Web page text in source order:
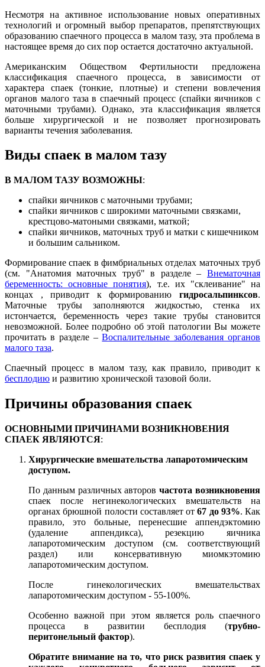
Несмотря на активное использование новых оперативных
технологий и огромный выбор препаратов, препятствующих
образованию спаечного процесса в малом тазу, эта проблема в
настоящее время до сих пор остается достаточно актуальной.
Американским Обществом Фертильности предложена
классификация спаечного процесса, в зависимости от
характера спаек (тонкие, плотные) и степени вовлечения
органов малого таза в спаечный процесс (спайки яичников с
маточными трубами). Однако, эта классификация является
больше хирургической и не позволяет прогнозировать
варианты течения заболевания.
Виды спаек в малом тазу
В МАЛОМ ТАЗУ ВОЗМОЖНЫ:
спайки яичников с маточными трубами;
спайки яичников с широкими маточными связками,
крестцово-матоными связками, маткой;
спайки яичников, маточных труб и матки с кишечником
и большим сальником.
Формирование спаек в фимбриальных отделах маточных труб
(см. "Анатомия маточных труб" в разделе – Внематочная
беременность: основные понятия), т.е. их "склеивание" на
концах , приводит к формированию гидросальпинксов.
Маточные трубы заполняются жидкостью, стенка их
истончается, беременность через такие трубы становится
невозможной. Более подробно об этой патологии Вы можете
прочитать в разделе –Воспалительные заболевания органов
малого таза.
Спаечный процесс в малом тазу, как правило, приводит к
бесплодию и развитию хронической тазовой боли.
Причины образования спаек
ОСНОВНЫМИ ПРИЧИНАМИ ВОЗНИКНОВЕНИЯ
СПАЕК ЯВЛЯЮТСЯ:
Хирургические вмешательства лапаротомическим
доступом.
По данным различных авторовчастота возникновения
спаек после негинекологических вмешательств на
органах брюшной полости составляет от67 до 93%. Как
правило, это больные, перенесшие аппендэктомию
(удаление аппендикса), резекцию яичника
лапаротомическим доступом (см. соответствующий
раздел) или консервативную миомкэтомию
лапаротомическим доступом.
После гинекологических вмешательствах
лапаротомическим доступом - 55-100%.
Особенно важной при этом является роль спаечного
процесса в развитии бесплодия (трубно-
перитонельный фактор).
Обратите внимание на то, что риск развития спаек у